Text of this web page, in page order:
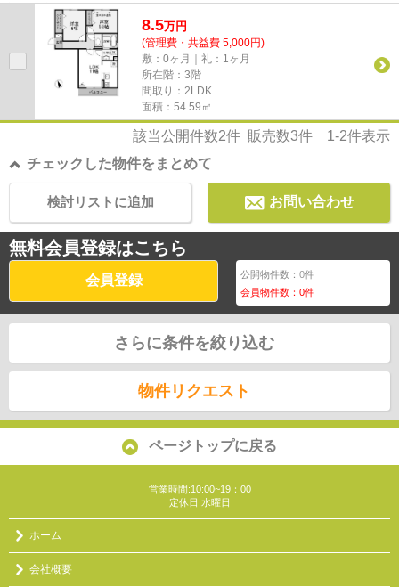
恋♪深谷市エリアにある賃貸情...
8.5万円
(管理費・共益費 5,000円)
敷：0ヶ月｜礼：1ヶ月
所在階：3階
間取り：2LDK
面積：54.59㎡
該当公開件数2件 販売数3件 1-2件表示
チェックした物件をまとめて
お問い合わせ
検討リストに追加
無料会員登録はこちら
会員登録 公開物件数：0件
会員物件数：0件
さらに条件を絞り込む
物件リクエスト
ページトップに戻る
営業時間:10:00~19：00
定休日:水曜日
ホーム
会社概要